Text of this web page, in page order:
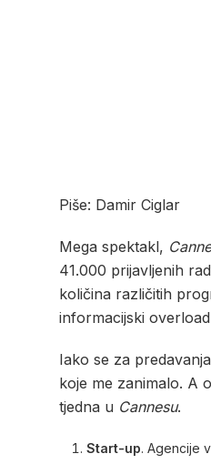
Piše: Damir Ciglar
Mega spektakl,
41.000 prijavljenih
količina različitih
informacijski
Iako se za
koje me zanimalo. A
tjedna u Cannesu.
Start-up. Agencije